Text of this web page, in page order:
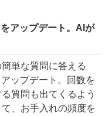
アップデート。AIが
単な質問に答える
ップデート。回数を
質問も出てくるよう
、お手入れの頻度を